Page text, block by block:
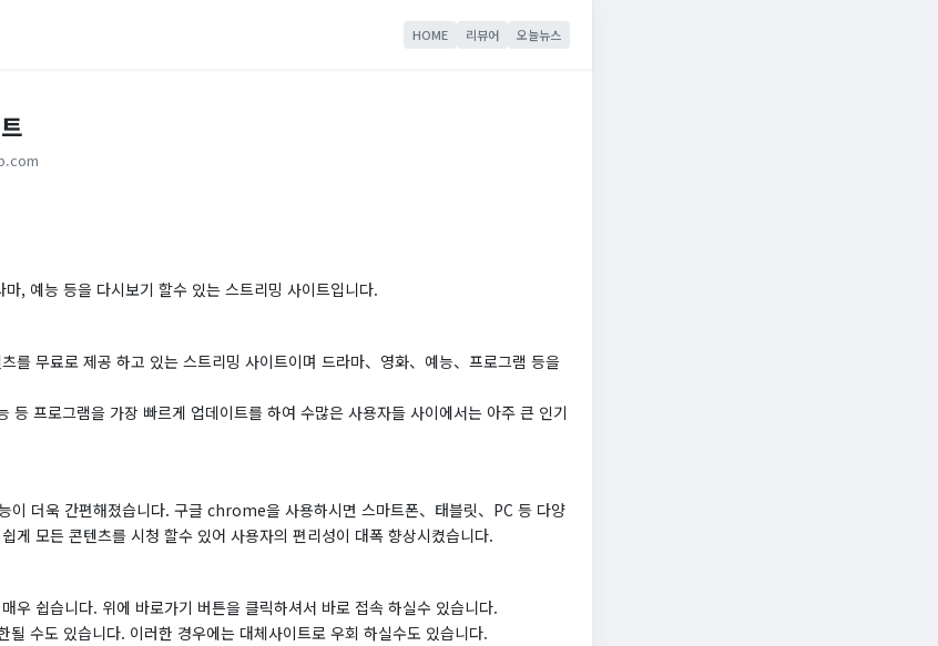
HOME 리뷰어 오늘뉴스
, 예능 등을 다시보기 할수 있는 스트리밍 사이트입니다.
를 무료로 제공 하고 있는 스트리밍 사이트이며 드라마、영화、예능、프로그램 등을
등 프로그램을 가장 빠르게 업데이트를 하여 수많은 사용자들 사이에서는 아주 큰 인기
이 더욱 간편해졌습니다. 구글 chrome을 사용하시면 스마트폰、태블릿、PC 등 다양
게 모든 콘텐츠를 시청 할수 있어 사용자의 편리성이 대폭 향상시켰습니다.
우 쉽습니다. 위에 바로가기 버튼을 클릭하셔서 바로 접속 하실수 있습니다.
될 수도 있습니다. 이러한 경우에는 대체사이트로 우회 하실수도 있습니다.